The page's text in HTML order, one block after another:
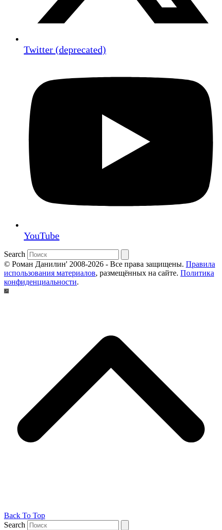
Twitter (deprecated)
YouTube
Search
© Роман Данилин' 2008-2026 - Все права защищены. Правила
использования материалов, размещённых на сайте. Политика
конфиденциальности.
Back To Top
Search